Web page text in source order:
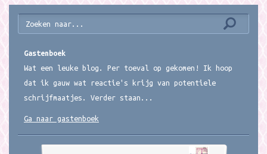
Gastenboek
Wat een leuke blog. Per toeval op gekomen! Ik hoop
dat ik gauw wat reactie's krijg van potentiele
schrijfmaatjes. Verder staan...
Ga naar gastenboek